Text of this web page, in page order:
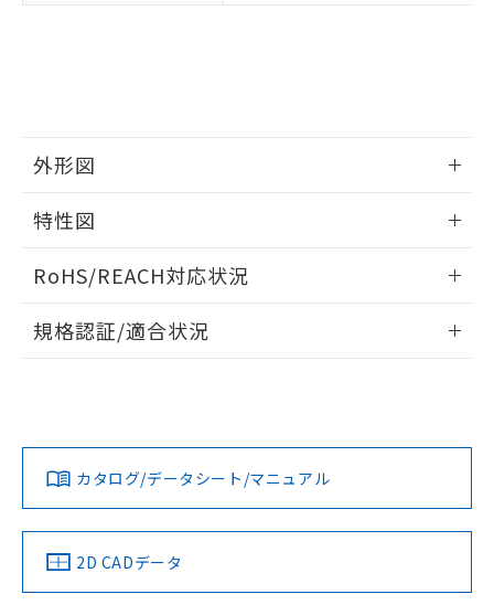
外形図
外形図
特性図
電気的寿命曲線
RoHS/REACH対応状況
EU RoHS 注意事項・凡例
対応済み
中国 RoHS 注意事項・凡例
規格認証/適合状況
LR型式承認
（イギリス
船舶規格）
DNV型式承認
（ノルウェー
BV型式承認
（フランス
KR型式
（韓国
Yes No No No
カタログ/データシート/マニュアル
2D CADデータ
用者の範囲」に記載されている法人を
下記の非含有証明書をダウンロードするこ
るもので、過去に遡って非含有を証明する
ものではありません。
また、RoHS指令のフタル酸エステル類４
物質の対応では、対応完了までの期間は出
荷製品に未対応品が混在することから備考
欄に対応日を記載しておりました。
既に当社にて対応品への在庫切替を完了
り、2022年1月12日より割愛しておりま
す。